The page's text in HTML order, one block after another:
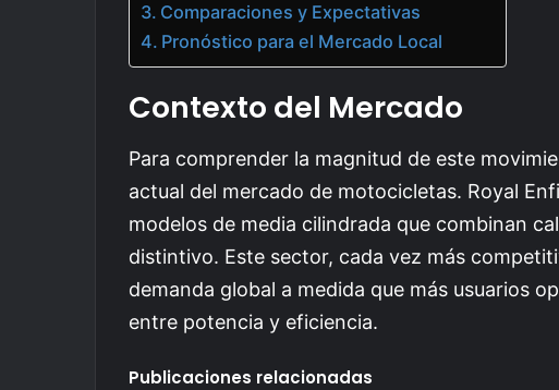
Comparaciones y Expectativas
Pronóstico para el Mercado Local
Contexto del Mercado
Para comprender la magnitud de este
actual del mercado de motocicletas. Royal
modelos de media cilindrada que combinan
distintivo. Este sector, cada vez más
demanda global a medida que más usuarios
entre potencia y eficiencia.
Publicaciones relacionadas